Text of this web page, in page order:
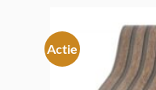
Actie